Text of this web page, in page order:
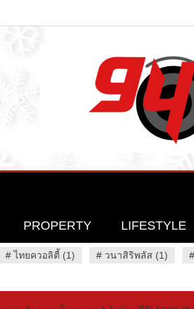
PROPERTY LIFESTYLE
#ไทยควอลิตี้ (1) # วนาสิริพลัส (1) #